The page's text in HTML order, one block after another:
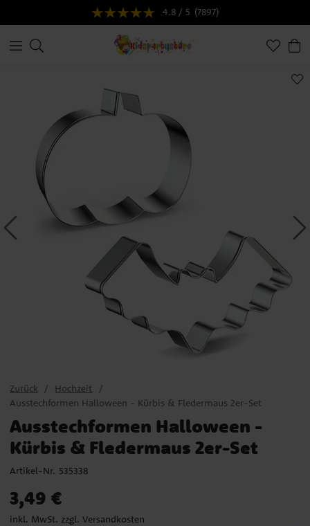
4.8 / 5 (7897)
Zurück
Hochzeit
Ausstechformen Halloween - Kürbis & Fledermaus 2er-Set
Ausstechformen Halloween -
Kürbis & Fledermaus 2er-Set
Artikel-Nr. 535338
Preis:3,49 €
3,49 €
inkl. MwSt. zzgl. Versandkosten